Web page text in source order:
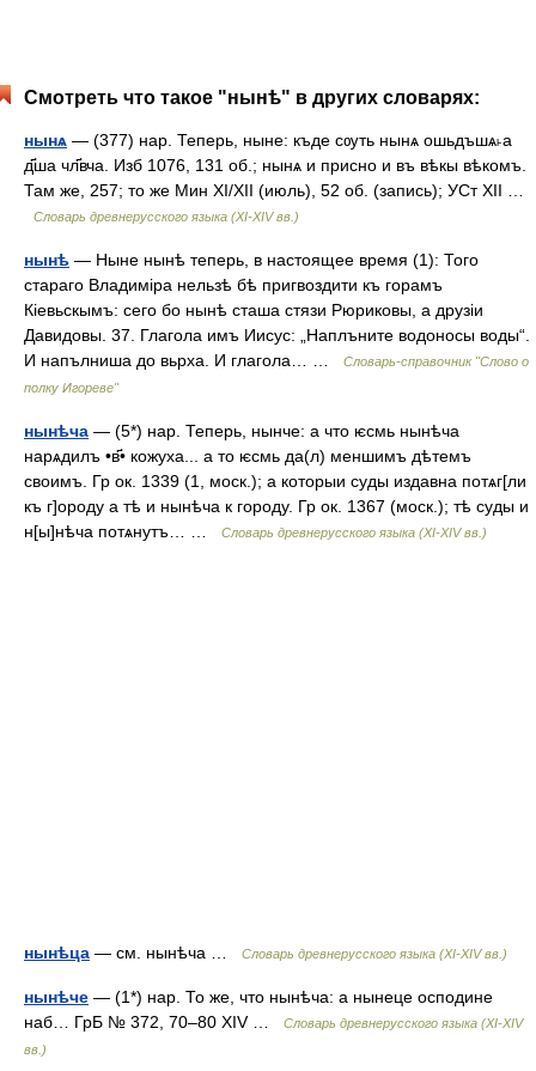
Смотреть что такое "нынѣ" в других словарях:
нынѧ — (377) нар. Теперь, ныне: къде сѹть нынѧ ошьдъшѧ˫а
д҃ша чл҃вча. Изб 1076, 131 об.; нынѧ и присно и въ вѣкы вѣкомъ.
Там же, 257; то же Мин ХI/XII (июль), 52 об. (запись); УСт XII …
Словарь древнерусского языка (XI-XIV вв.)
нынѣ — Ныне нынѣ теперь, в настоящее время (1): Того
стараго Владиміра нельзѣ бѣ пригвоздити къ горамъ
Кіевьскымъ: сего бо нынѣ сташа стязи Рюриковы, а друзіи
Давидовы. 37. Глагола имъ Иисус: „Наплъните водоносы воды“.
И напълниша до вьрха. И глагола… …
Словарь-справочник "Слово о
полку Игореве"
нынѣча — (5*) нар. Теперь, нынче: а что ѥсмь нынѣча
нарѧдилъ •в҃• кожуха... а то ѥсмь да(л) меншимъ дѣтемъ
своимъ. Гр ок. 1339 (1, моcк.); а которыи суды издавна потѧг[ли
къ г]ороду а тѣ и нынѣча к городу. Гр ок. 1367 (моск.); тѣ суды и
н[ы]нѣча потѧнутъ… …
Словарь древнерусского языка (XI-XIV вв.)
нынѣца — см. нынѣча … Словарь древнерусского языка (XI-XIV вв.)
нынѣче — (1*) нар. То же, что нынѣча: а нынеце осподине
наб… ГрБ № 372, 70–80 XIV …
Словарь древнерусского языка (XI-XIV
вв.)